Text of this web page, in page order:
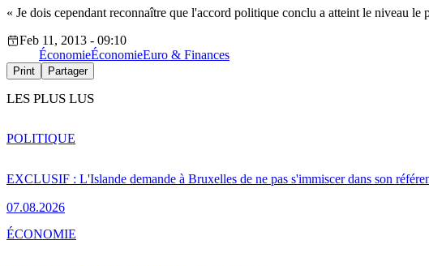
« Je dois cependant reconnaître que l'accord politique conclu a atteint le niveau
Feb 11, 2013 - 09:10
ÉconomieÉconomieEuro & Finances
Print Partager
LES PLUS LUS
EXCLUSIF : L'Islande demande à Bruxelles de ne pas s'immiscer dans son
07.08.2026
POLITIQUE
ÉCONOMIE